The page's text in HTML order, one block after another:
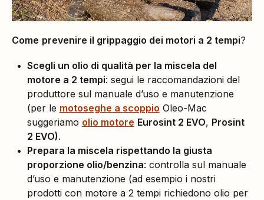
Come prevenire il grippaggio dei motori a 2 tempi?
Scegli un olio di qualità per la miscela del
motore a 2 tempi: segui le raccomandazioni del
produttore sul manuale d’uso e manutenzione
(per le motoseghe a scoppio Oleo-Mac
suggeriamo olio motore Eurosint 2 EVO, Prosint
2 EVO).
Prepara la miscela rispettando la giusta
proporzione olio/benzina: controlla sul manuale
d’uso e manutenzione (ad esempio i nostri
prodotti con motore a 2 tempi richiedono olio per